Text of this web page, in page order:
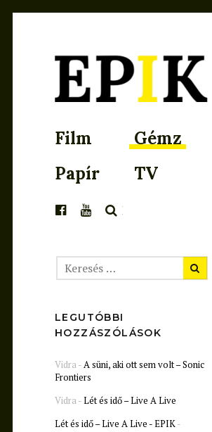
EPIK
Film
Gémz
Papír
TV
KERESÉS
LEGUTÓBBI
HOZZÁSZÓLÁSOK
Vidra-A süni, aki ott sem volt – Sonic
Frontiers
Vidra-Lét és idő – Live A Live
Lét és idő – Live A Live - EPIK-